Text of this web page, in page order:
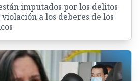
imputados por los delitos
a los deberes de los